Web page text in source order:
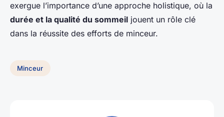
exergue l’importance d’une approche holistique, où la
durée et la qualité du sommeil jouent un rôle clé
dans la réussite des efforts de minceur.
Minceur